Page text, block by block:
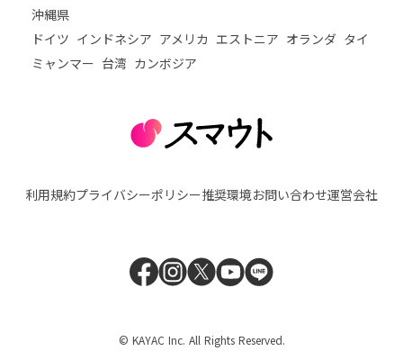
沖縄県
ドイツ インドネシア アメリカ エストニア オランダ タイ
ミャンマー 台湾 カンボジア
利用規約プライバシーポリシー推奨環境お問い合わせ運営会社
© KAYAC Inc. All Rights Reserved.